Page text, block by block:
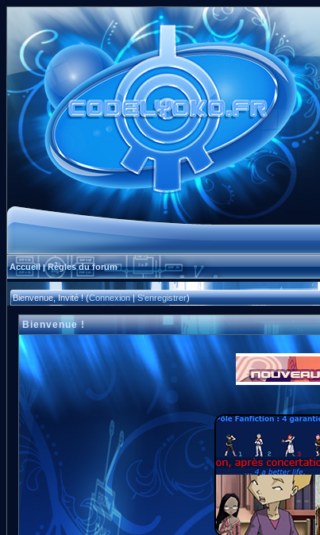
Accueil|Règles du forum
Bienvenue, Invité ! (Connexion|S'enregistrer)
Bienvenue !